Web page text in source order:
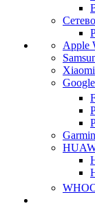
Apple
Xiaomi
Google
Garmin